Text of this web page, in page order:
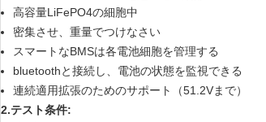
高容量LiFePO4の細胞中
密集させ、重量でつけなさい
スマートなBMSは各電池細胞を管理する
bluetoothと接続し、電池の状態を監視できる
連続適用拡張のためのサポート（51.2Vまで）
2.テスト条件: